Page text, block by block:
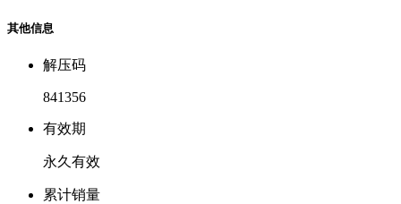
其他信息
解压码
841356
有效期
永久有效
累计销量